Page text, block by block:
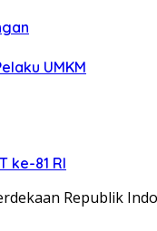
UMKM
ke-81 RI
Republik